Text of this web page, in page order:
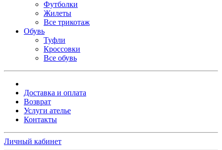
Футболки
Жилеты
Все трикотаж
Обувь
Туфли
Кроссовки
Все обувь
Доставка и оплата
Возврат
Услуги ателье
Контакты
Личный кабинет